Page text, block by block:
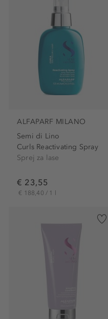
ALFAPARF MILANO
Semi di Lino
Curls Reactivating Spray
Sprej za lase
€ 23,55
€ 188,40 / 1 l